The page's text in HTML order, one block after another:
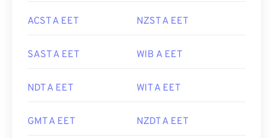
ACST A EET NZST A EET
SAST A EET WIB A EET
NDT A EET WIT A EET
GMT A EET NZDT A EET